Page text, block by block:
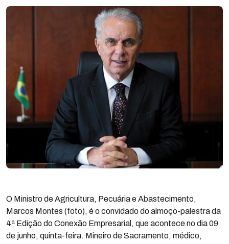
O Ministro de Agricultura, Pecuária e Abastecimento,
Marcos Montes (foto), é o convidado do almoço-palestra da
4ª Edição do Conexão Empresarial, que acontece no dia 09
de junho, quinta-feira. Mineiro de Sacramento, médico,